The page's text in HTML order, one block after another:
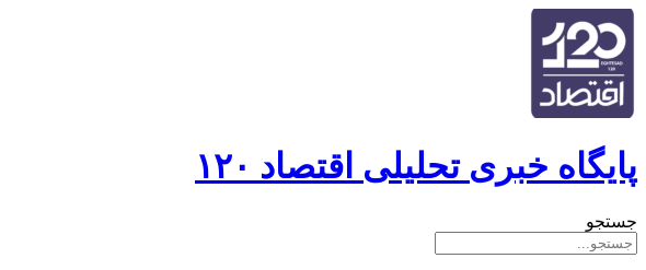
پایگاه خبری تحلیلی اقتصاد ۱۲۰
جستجو